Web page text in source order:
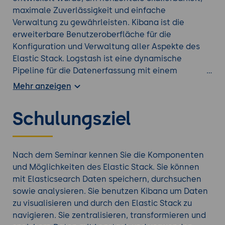
maximale Zuverlässigkeit und einfache
Verwaltung zu gewährleisten. Kibana ist die
erweiterbare Benutzeroberfläche für die
Konfiguration und Verwaltung aller Aspekte des
Elastic Stack. Logstash ist eine dynamische
Pipeline für die Datenerfassung mit einem
erweiterbaren Plugin-Ökosystem. Beats ist die
übermittelt. In dieser Schulung lernen Sie sie
verschiedenen Produkte des Elastic Stack kennen
Am ersten Tag werden Sie die Grundlagen von
Elasticsearch und das Zusammenspiel der
weiteren Tools im Elastic Stack kennenlernen. Sie
werden Daten in einen verteilten Suchcluster
indizieren und am Beispiel von Logfiles die
Mehr anzeigen
Schulungsziel
Nach dem Seminar kennen Sie die Komponenten
und Möglichkeiten des Elastic Stack. Sie können
mit Elasticsearch Daten speichern, durchsuchen
sowie analysieren. Sie benutzen Kibana um Daten
zu visualisieren und durch den Elastic Stack zu
navigieren. Sie zentralisieren, transformieren und